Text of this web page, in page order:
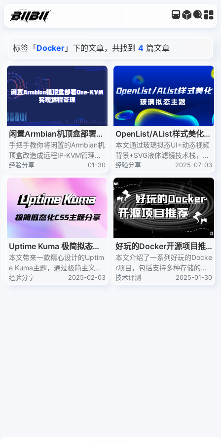
标签「 Docker 」下的文章，共找到 4 篇文章
闲置Armbian机顶盒部署O
ne-KVM实现远程管理
手把手教你将闲置的Armbian机
顶盒改造成远程IP-KVM管理设
备，核心是利用USB OTG模拟
键鼠并通过采集卡捕获视频。文
并提供了详细的Docker Compo
se部署配置，实现浏览器即可
远程控制目标主机。
经验分享 01-30
OpenList/AList样式美化：
玻璃拟态主题
本文通过玻璃拟态UI+动态视频
背景+SVG液体滤镜技术栈，为
OpenList/AList带来沉浸式视觉
体验。支持暗色模式、响应式布
局及深度自定义，包含移动端/
桌面端双适配方案。
经验分享 2025-07-03
Uptime Kuma 极简拟态化
CSS主题分享
本文带来一款精心设计的Uptim
e Kuma主题，通过极简主义设
计语言重构视觉层级，让服务器
经验分享 2025-02-03
好玩的Docker开源项目推
荐：让你的服务器好玩又实
用
本文介绍了一系列好玩的Docke
r项目，包括支持多种存储的文
件列表程序AList、隐私优先的
技术评测 2025-01-30